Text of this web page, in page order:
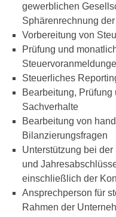
gewerblichen
Sphärenrechnung
Vorbereitung von
Prüfung und
Steuerliches
Bearbeitung,
Sachverhalte
Bearbeitung von
Bilanzierungsfragen
Unterstützung bei
und
einschließlich der
Ansprechperson für
Rahmen der